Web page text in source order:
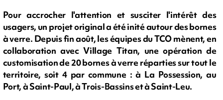
Pour accrocher l'attention et susciter l'intérêt des
usagers, un projet original a été inité autour des bornes
à verre. Depuis fin août, les équipes du TCO mènent, en
collaboration avec Village Titan, une opération de
customisation de 20 bornes à verre réparties sur tout le
territoire, soit 4 par commune : à La Possession, au
Port, à Saint-Paul, à Trois-Bassins et à Saint-Leu.